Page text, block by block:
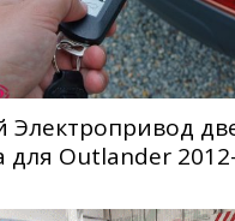
для Outlander